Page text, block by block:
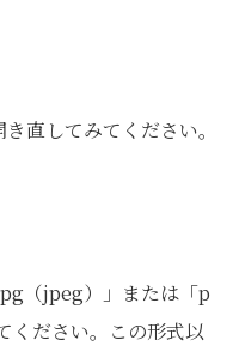
直してみてください。
（jpeg）」または「p
ください。この形式以